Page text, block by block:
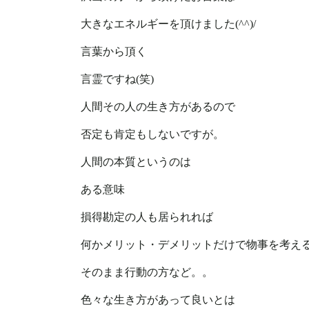
大きなエネルギーを頂けました(^^)/
言葉から頂く
言霊ですね(笑)
人間その人の生き方があるので
否定も肯定もしないですが。
人間の本質というのは
ある意味
損得勘定の人も居られれば
何かメリット・デメリットだけで物事を考え
そのまま行動の方など。。
色々な生き方があって良いとは